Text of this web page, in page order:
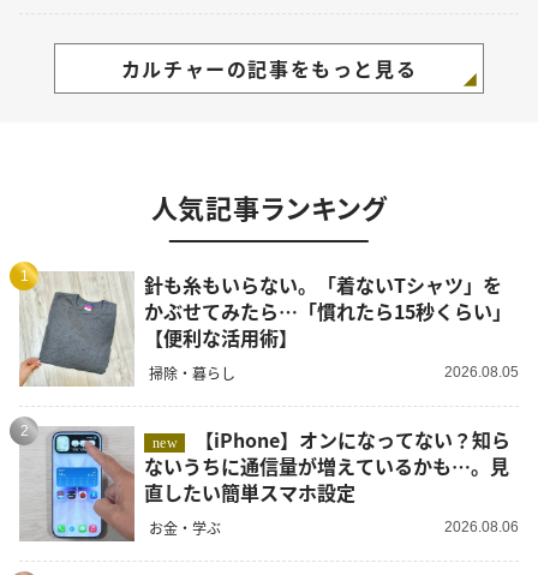
カルチャーの記事をもっと見る
人気記事ランキング
1
針も糸もいらない。「着ないTシャツ」を
かぶせてみたら…「慣れたら15秒くらい」
【便利な活用術】
掃除・暮らし 2026.08.05
2
new
ないうちに通信量が増えているかも…。見
直したい簡単スマホ設定
お金・学ぶ 2026.08.06